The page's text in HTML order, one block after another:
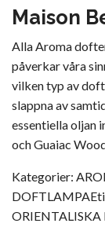
Maison
Alla Aroma
påverkar våra
vilken typ av
slappna av
essentiella oljan
och Guaiac
Kategorier:
DOFTLAMPA
ORIENTALISKA